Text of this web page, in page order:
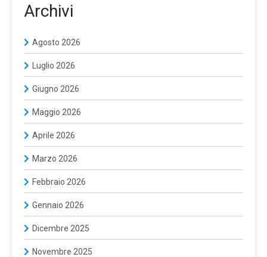
Archivi
Agosto 2026
Luglio 2026
Giugno 2026
Maggio 2026
Aprile 2026
Marzo 2026
Febbraio 2026
Gennaio 2026
Dicembre 2025
Novembre 2025